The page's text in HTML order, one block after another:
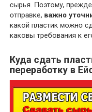
сырья. Поэтому,
отправке, важно
какой пластик можно
каковы требования к
Куда сдать
переработку в